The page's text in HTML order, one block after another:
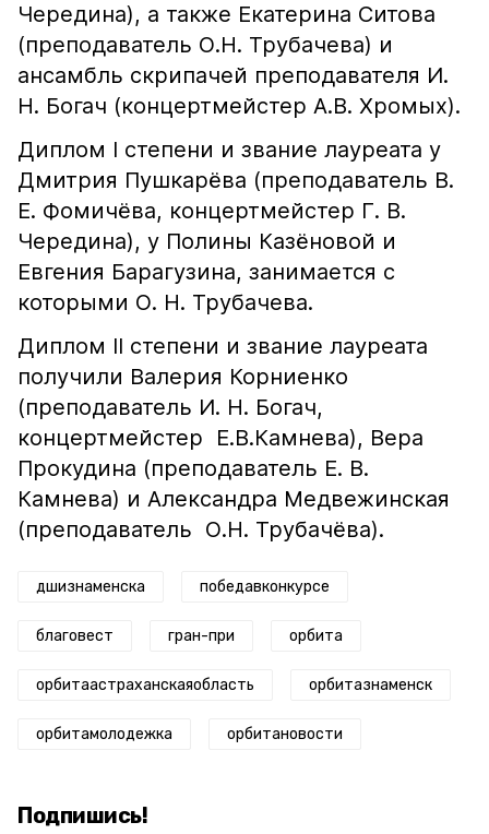
Чередина), а также Екатерина Ситова
(преподаватель О.Н. Трубачева) и
ансамбль скрипачей преподавателя И.
Н. Богач (концертмейстер А.В. Хромых).
Диплом I степени и звание лауреата у
Дмитрия Пушкарёва (преподаватель В.
Е. Фомичёва, концертмейстер Г. В.
Чередина), у Полины Казёновой и
Евгения Барагузина, занимается с
которыми О. Н. Трубачева.
Диплом II степени и звание лауреата
получили Валерия Корниенко
(преподаватель И. Н. Богач,
концертмейстер Е.В.Камнева), Вера
Прокудина (преподаватель Е. В.
Камнева) и Александра Медвежинская
(преподаватель О.Н. Трубачёва).
дшизнаменска победавконкурсе
благовест гран-при орбита
орбитаастраханскаяобласть орбитазнаменск
орбитамолодежка орбитановости
Подпишись!